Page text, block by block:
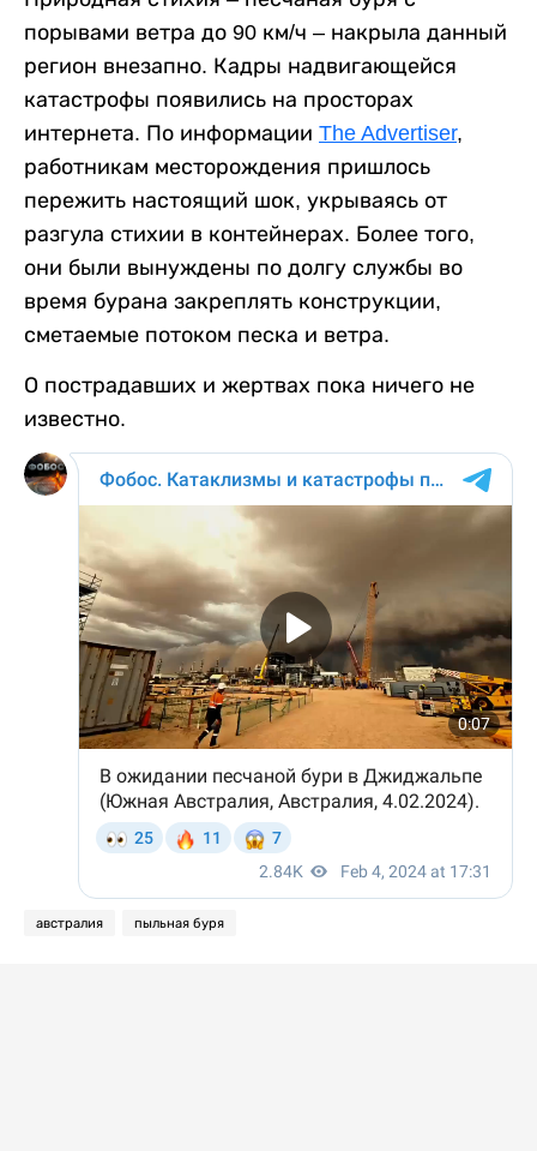
порывами ветра до 90 км/ч – накрыла данный
регион внезапно. Кадры надвигающейся
катастрофы появились на просторах
интернета. По информации The Advertiser,
работникам месторождения пришлось
пережить настоящий шок, укрываясь от
разгула стихии в контейнерах. Более того,
они были вынуждены по долгу службы во
время бурана закреплять конструкции,
сметаемые потоком песка и ветра.
О пострадавших и жертвах пока ничего не
известно.
австралия пыльная буря